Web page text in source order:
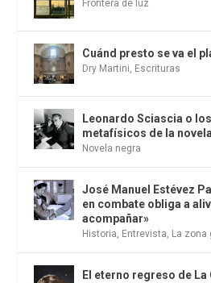
Frontera de luz
Cuánd presto se va el
Dry Martini, Escrituras
Leonardo Sciascia o
metafísicos de la
Novela negra
José Manuel Estévez
en combate obliga a
acompañar»
Historia, Entrevista, La zona
El eterno regreso de